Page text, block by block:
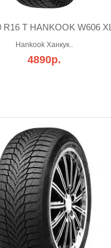
R16 T HANKOOK W606 XL
Hankook Ханкук..
4890р.